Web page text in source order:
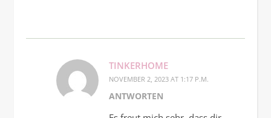
TINKERHOME
NOVEMBER 2, 2023 AT 1:17 P.M.
ANTWORTEN